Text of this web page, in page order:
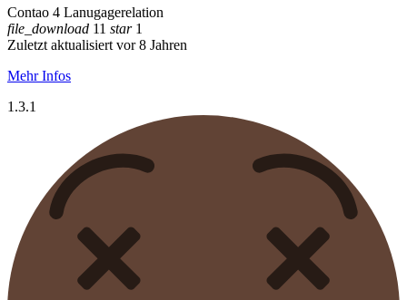
Contao 4 Lanugagerelation
file_download 11 star1
Zuletzt aktualisiert vor 8 Jahren
Mehr Infos
1.3.1